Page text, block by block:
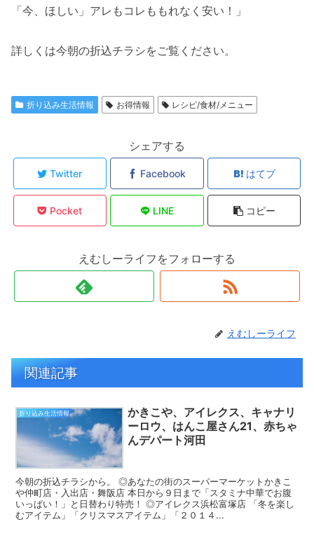
「今、ほしい」アレもコレももれなく安い！」
詳しくは今朝の折込チラシをご覧ください。
折り込み生活情報 お得情報 レシピ/食材/メニュー
シェアする
Twitter Facebook はてブ
Pocket LINE コピー
えむしーライフをフォローする
えむしーライフ
関連記事
折り込み生活情報
かきこや、アイレクス、キャナリ
ーロウ、はんこ屋さん21、赤ちゃ
んデパート河田
今朝の折込チラシから。 ◎あなたの街のスーパーマーケットかきこ
や仲町店・入出店・舞阪店 本日から９日まで「スタミナ中華でお腹
いっぱい！」と日替わり特売！ ◎アイレクス浜松富塚店 「冬を楽し
むアイテム」「クリスマスアイテム」「２０１４...